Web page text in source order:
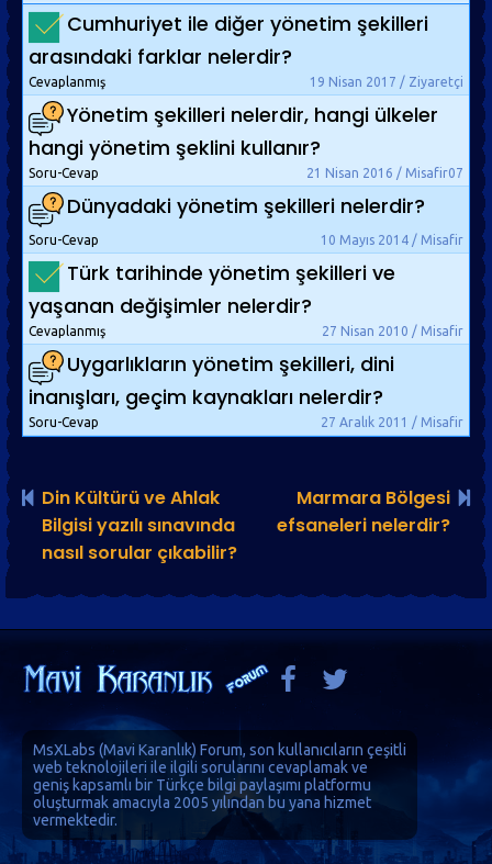
Cumhuriyet ile diğer yönetim şekilleri
arasındaki farklar nelerdir?
19 Nisan 2017 / Ziyaretçi
Cevaplanmış
Yönetim şekilleri nelerdir, hangi ülkeler
hangi yönetim şeklini kullanır?
21 Nisan 2016 / Misafir07
Soru-Cevap
Dünyadaki yönetim şekilleri nelerdir?
10 Mayıs 2014 / Misafir
Soru-Cevap
Türk tarihinde yönetim şekilleri ve
yaşanan değişimler nelerdir?
27 Nisan 2010 / Misafir
Cevaplanmış
Uygarlıkların yönetim şekilleri, dini
inanışları, geçim kaynakları nelerdir?
27 Aralık 2011 / Misafir
Soru-Cevap
Din Kültürü ve Ahlak
Bilgisi yazılı sınavında
nasıl sorular çıkabilir?
Marmara Bölgesi
efsaneleri nelerdir?
MsXLabs (Mavi Karanlık) Forum, son kullanıcıların çeşitli
web teknolojileri ile ilgili sorularını cevaplamak ve
geniş kapsamlı bir Türkçe bilgi paylaşımı platformu
oluşturmak amacıyla 2005 yılından bu yana hizmet
vermektedir.